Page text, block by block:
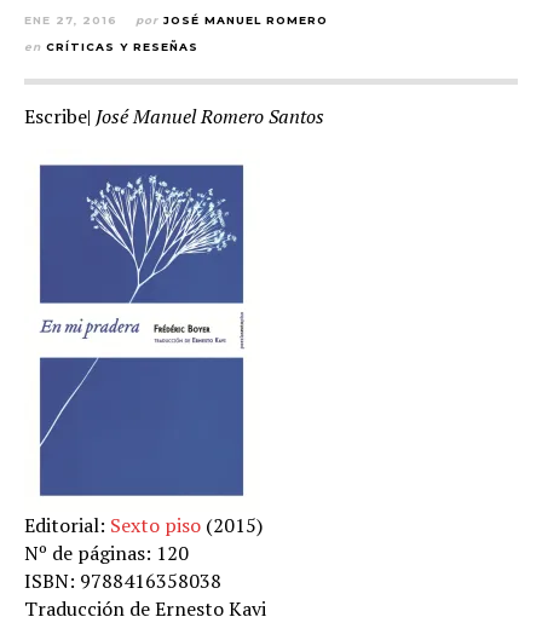
ENE 27, 2016 por JOSÉ MANUEL ROMERO
en CRÍTICAS Y RESEÑAS
Escribe| José Manuel Romero Santos
Editorial: Sexto piso (2015)
Nº de páginas: 120
ISBN: 9788416358038
Traducción de Ernesto Kavi